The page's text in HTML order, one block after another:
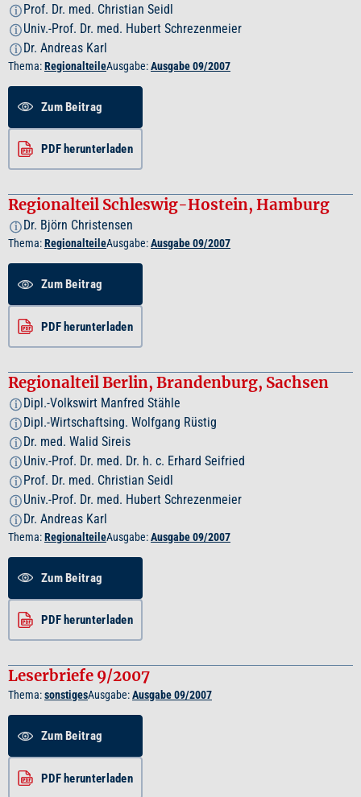
i Prof. Dr. med. Christian Seidl
i Univ.-Prof. Dr. med. Hubert Schrezenmeier
i Dr. Andreas Karl
Thema:RegionalteileAusgabe:Ausgabe 09/2007
Zum Beitrag
PDF herunterladen
Regionalteil Schleswig-Hostein, Hamburg
i Dr. Björn Christensen
Thema:RegionalteileAusgabe:Ausgabe 09/2007
Zum Beitrag
PDF herunterladen
Regionalteil Berlin, Brandenburg, Sachsen
i Dipl.-Volkswirt Manfred Stähle
i Dipl.-Wirtschaftsing. Wolfgang Rüstig
i Dr. med. Walid Sireis
i Univ.-Prof. Dr. med. Dr. h. c. Erhard Seifried
i Prof. Dr. med. Christian Seidl
i Univ.-Prof. Dr. med. Hubert Schrezenmeier
i Dr. Andreas Karl
Thema:RegionalteileAusgabe:Ausgabe 09/2007
Zum Beitrag
PDF herunterladen
Leserbriefe 9/2007
Thema:sonstigesAusgabe:Ausgabe 09/2007
Zum Beitrag
PDF herunterladen